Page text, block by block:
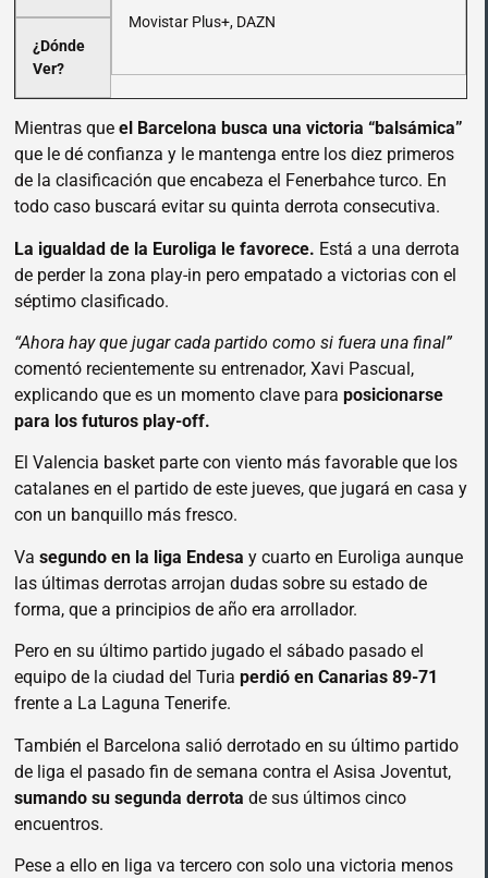
¿Dónde
Ver?
Movistar Plus+, DAZN
Mientras que el Barcelona busca una victoria “balsámica”
que le dé confianza y le mantenga entre los diez primeros
de la clasificación que encabeza el Fenerbahce turco. En
todo caso buscará evitar su quinta derrota consecutiva.
La igualdad de la Euroliga le favorece. Está a una derrota
de perder la zona play-in pero empatado a victorias con el
séptimo clasificado.
“Ahora hay que jugar cada partido como si fuera una final”
comentó recientemente su entrenador, Xavi Pascual,
explicando que es un momento clave para posicionarse
para los futuros play-off.
El Valencia basket parte con viento más favorable que los
catalanes en el partido de este jueves, que jugará en casa y
con un banquillo más fresco.
Va segundo en la liga Endesa y cuarto en Euroliga aunque
las últimas derrotas arrojan dudas sobre su estado de
forma, que a principios de año era arrollador.
Pero en su último partido jugado el sábado pasado el
equipo de la ciudad del Turia perdió en Canarias 89-71
frente a La Laguna Tenerife.
También el Barcelona salió derrotado en su último partido
de liga el pasado fin de semana contra el Asisa Joventut,
sumando su segunda derrota de sus últimos cinco
encuentros.
Pese a ello en liga va tercero con solo una victoria menos